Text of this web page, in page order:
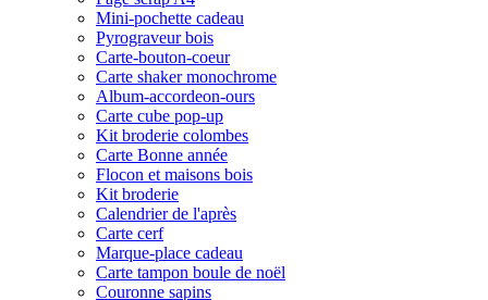
Mini-pochette cadeau
Pyrograveur bois
Carte-bouton-coeur
Carte shaker monochrome
Album-accordeon-ours
Carte cube pop-up
Kit broderie colombes
Carte Bonne année
Flocon et maisons bois
Kit broderie
Calendrier de l'après
Carte cerf
Marque-place cadeau
Carte tampon boule de noël
Couronne sapins